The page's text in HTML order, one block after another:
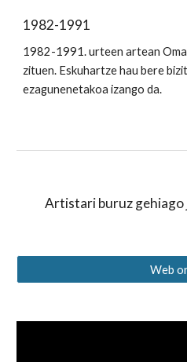
1982-1991
1982-1991. urteen artean
zituen. Eskuhartze hau bere
ezagunenetakoa izango da.
Artistari buruz gehiago
Web